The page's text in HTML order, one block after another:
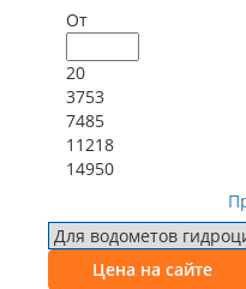
От
20
3753
7485
11218
14950
Цена на сайте